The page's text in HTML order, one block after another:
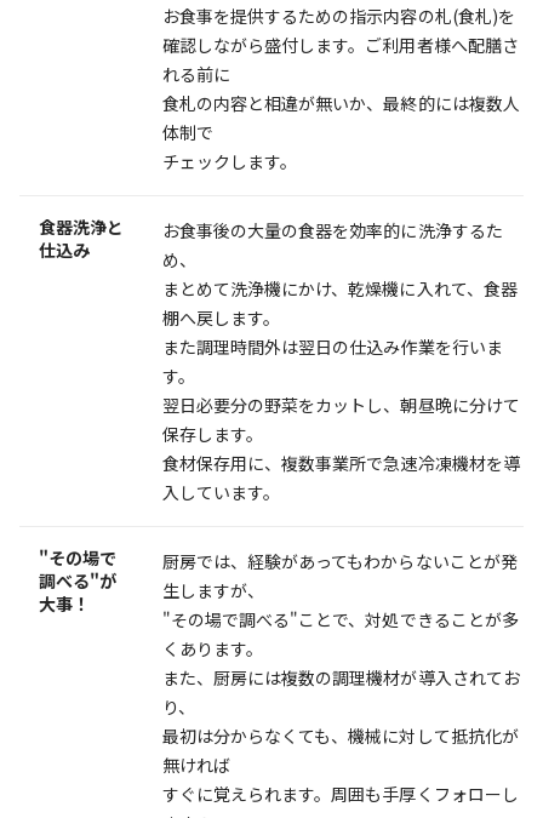
お食事を提供するための指示内容の札(食札)を
確認しながら盛付します。ご利用者様へ配膳さ
れる前に
食札の内容と相違が無いか、最終的には複数人
体制で
チェックします。
食器洗浄と
仕込み
お食事後の大量の食器を効率的に洗浄するた
め、
まとめて洗浄機にかけ、乾燥機に入れて、食器
棚へ戻します。
また調理時間外は翌日の仕込み作業を行いま
す。
翌日必要分の野菜をカットし、朝昼晩に分けて
保存します。
食材保存用に、複数事業所で急速冷凍機材を導
入しています。
"その場で
調べる"が
大事！
厨房では、経験があってもわからないことが発
生しますが、
"その場で調べる"ことで、対処できることが多
くあります。
また、厨房には複数の調理機材が導入されてお
り、
最初は分からなくても、機械に対して抵抗化が
無ければ
すぐに覚えられます。周囲も手厚くフォローし